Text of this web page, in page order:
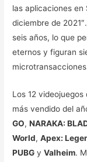
las aplicaciones en
diciembre de
seis años, lo que
eternos y figuran
Los 12
más vendido del
GO,NARAKA:
World,Apex:
PUBG yValheim.